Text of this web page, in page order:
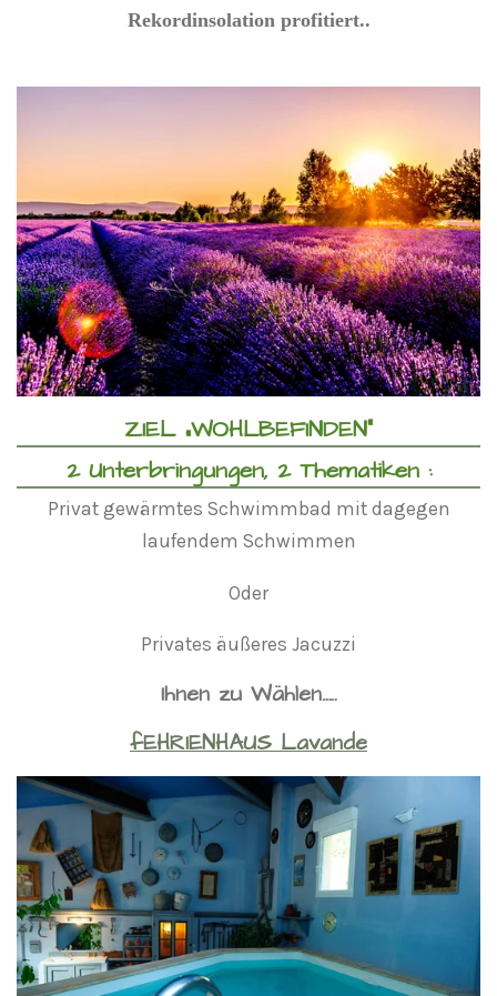
Rekordinsolation profitiert..
ZIEL „WOHLBEFINDEN“
2 Unterbringungen, 2 Thematiken :
Privat gewärmtes Schwimmbad mit dagegen
laufendem Schwimmen
Oder
Privates äußeres Jacuzzi
Ihnen zu Wählen…..
fEHRIENHAUS Lavande